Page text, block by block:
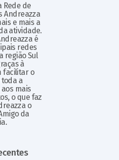
Rede de
Andreazza
e mais a
atividade.
é
redes
região Sul
à
facilitar o
toda a
mais
o que faz
o
da